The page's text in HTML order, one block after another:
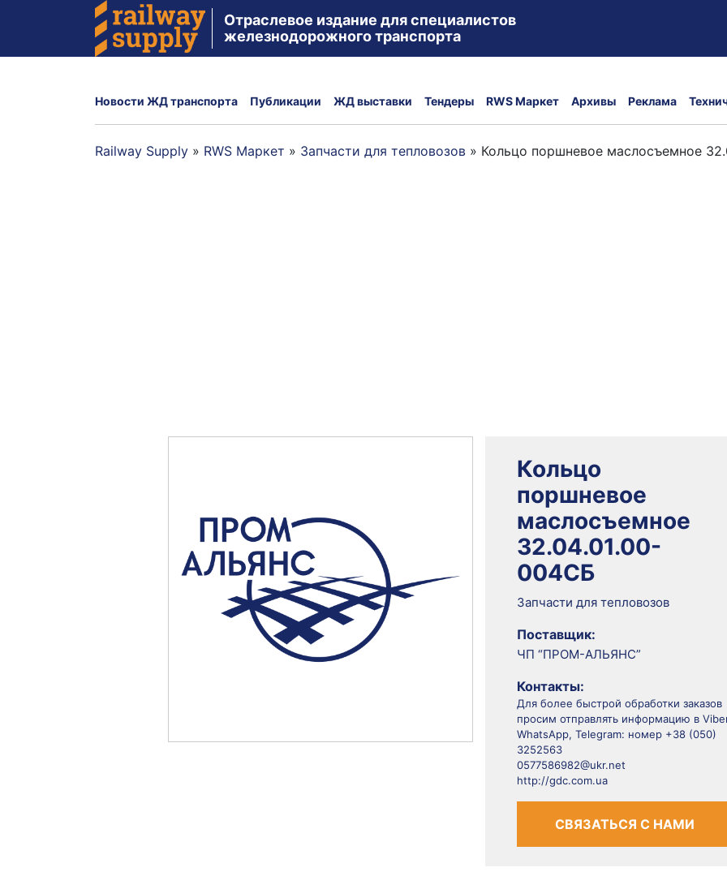
Отраслевое издание для специалистов
железнодорожного транспорта
Новости ЖД транспорта Публикации ЖД выставки Тендеры RWS Маркет Архивы Реклама
Railway Supply » RWS Маркет » Запчасти для тепловозов » Кольцо поршневое маслосъемное
Кольцо
поршневое
маслосъемное
32.04.01.00-
004СБ
Запчасти для тепловозов
Поставщик:
ЧП “ПРОМ-АЛЬЯНС”
Контакты:
Для более быстрой обработки заказов
просим отправлять информацию в
WhatsApp, Telegram: номер +38 (050)
3252563
0577586982@ukr.net
http://gdc.com.ua
СВЯЗАТЬСЯ С НАМИ